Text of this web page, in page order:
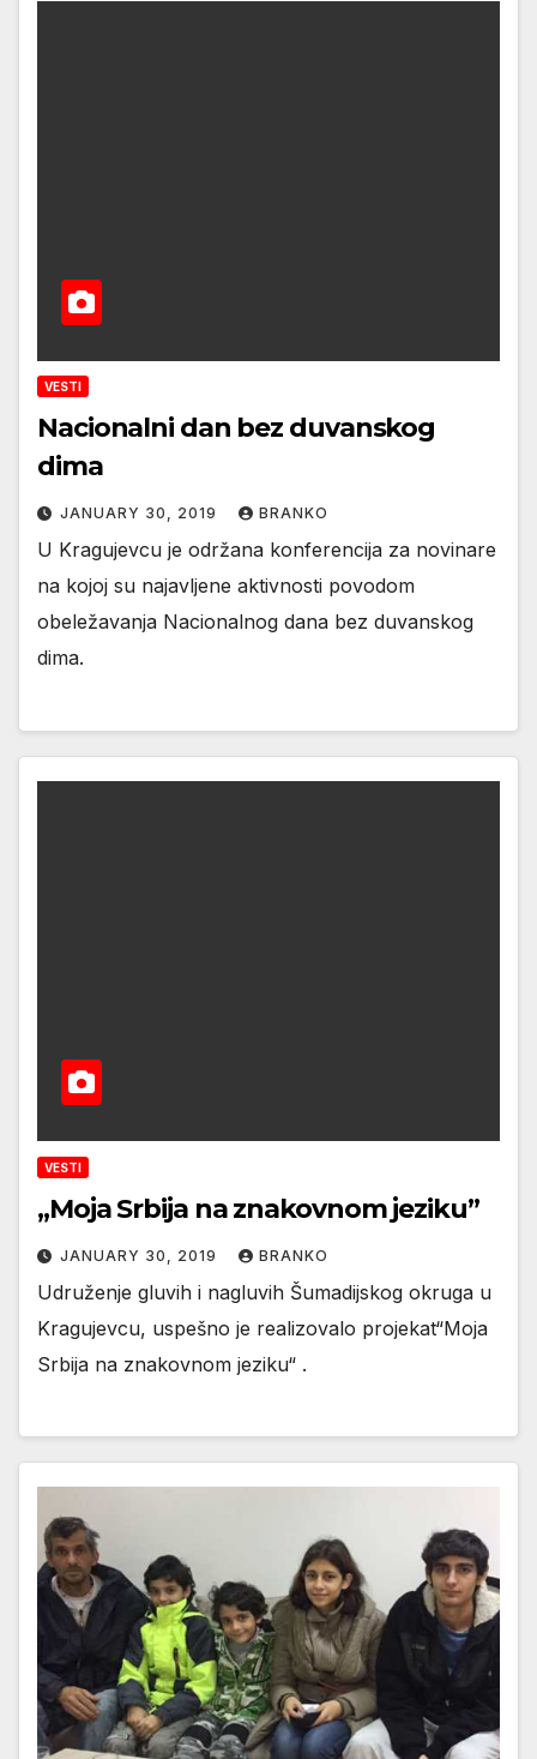
VESTI
Nacionalni dan bez duvanskog
dima
JANUARY 30, 2019 BRANKO
U Kragujevcu je održana konferencija za novinare
na kojoj su najavljene aktivnosti povodom
obeležavanja Nacionalnog dana bez duvanskog
dima.
VESTI
„Moja Srbija na znakovnom jeziku”
JANUARY 30, 2019 BRANKO
Udruženje gluvih i nagluvih Šumadijskog okruga u
Kragujevcu, uspešno je realizovalo projekat“Moja
Srbija na znakovnom jeziku“ .